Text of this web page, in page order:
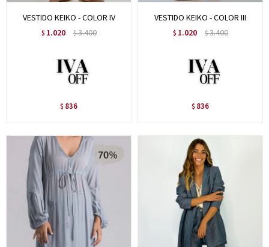
VESTIDO KEIKO - COLOR IV
$ 1.020 $3.400
$ 836
VESTIDO KEIKO - COLOR III
$ 1.020 $3.400
$ 836